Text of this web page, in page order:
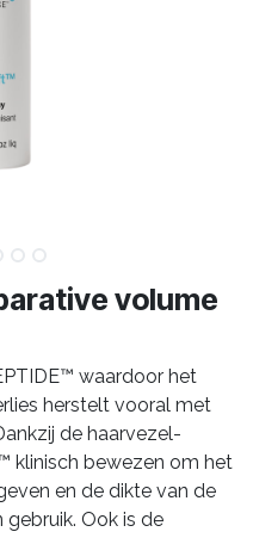
volume
waardoor het
herstelt vooral met
de haarvezel-
klinisch bewezen om het
en de dikte van de
gebruik. Ook is de